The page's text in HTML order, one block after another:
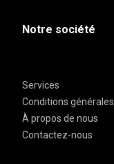
Notre société
Services
Conditions générales
À propos de nous
Contactez-nous